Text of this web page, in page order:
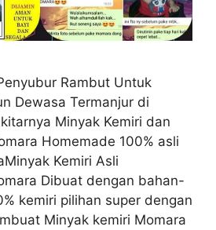
Rambut Untuk
Dewasa Termanjur di
Minyak Kemiri dan
Homemade 100% asli
Kemiri Asli
Dibuat dengan bahan-
kemiri pilihan super dengan
Minyak kemiri Momara